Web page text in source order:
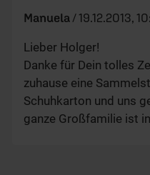
Manuela / 19.12.2013,
Lieber Holger!
Danke für Dein tolles
zuhause eine
Schuhkarton und uns
ganze Großfamilie ist